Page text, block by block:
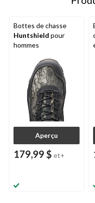
Bottes de chasse
Huntshield pour
hommes
Aperçu
179,99 $ et+